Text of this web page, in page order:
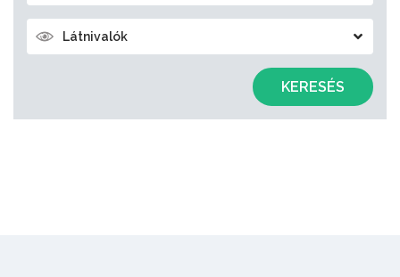
Látnivalók
KERESÉS